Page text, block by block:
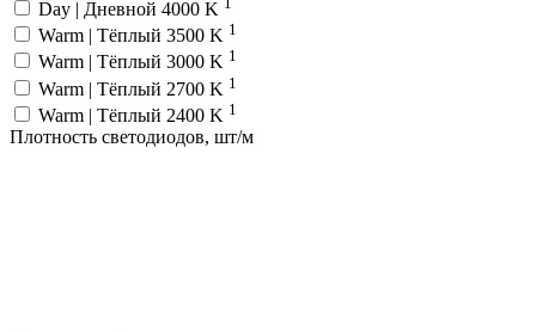
Day | Дневной 4000 K
Warm | Тёплый 3500 K 1
Warm | Тёплый 3000 K 1
Warm | Тёплый 2700 K 1
Warm | Тёплый 2400 K 1
Плотность светодиодов, шт/м